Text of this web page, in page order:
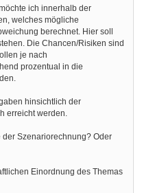
ich innerhalb der
welches mögliche
berechnet. Hier soll
Die Chancen/Risiken sind
je nach
prozentual in die
hinsichtlich der
erreicht werden.
Szenariorechnung? Oder
Einordnung des Themas